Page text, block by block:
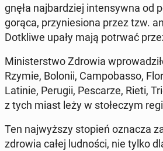
gnę­ła naj­bar­dziej in­ten­syw­na od
gorąca, przy­nie­sio­na przez tzw.
Do­tkli­we upały mają potrwać
Mi­ni­ster­stwo Zdrowia
Rzymie, Bolonii, Cam­po­bas­so,
Latinie, Perugii, Pe­sca­rze, Rieti,
z tych miast leży w sto­łe­czym
Ten naj­wyż­szy stopień oznacza
zdrowia całej lud­no­ści, nie tylko